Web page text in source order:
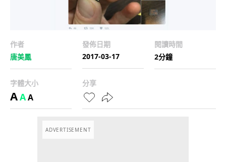
作者
唐美鳳
發佈日期
2017-03-17
閱讀時間
2分鐘
字體大小
AAA
分享
ADVERTISEMENT